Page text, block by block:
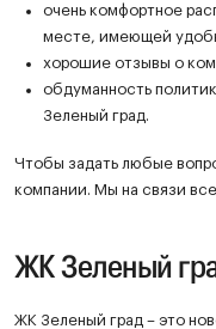
очень комфортное
месте, имеющей
хорошие отзывы о
обдуманность
Зеленый град.
Чтобы задать любые
компании. Мы на связи
ЖК Зеленый
ЖК Зеленый град – это